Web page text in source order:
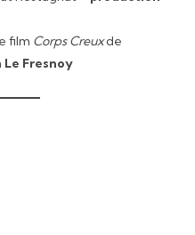
film Corps Creuxde
Fresnoy